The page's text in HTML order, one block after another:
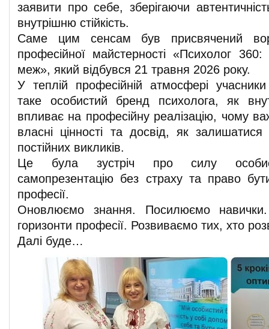
заявити про себе, зберігаючи
внутрішню стійкість.
Саме цим сенсам був присвячений
професійної майстерності «Психолог 360:
меж», який відбувся 21 травня 2026 року.
У теплій професійній атмосфері
таке особистий бренд психолога, як
впливає на професійну реалізацію, чому
власні цінності та досвід, як
постійних викликів.
Це була зустріч про силу
самопрезентацію без страху та право
професії.
Оновлюємо знання. Посилюємо навички.
горизонти професії. Розвиваємо тих, хто
Далі буде…